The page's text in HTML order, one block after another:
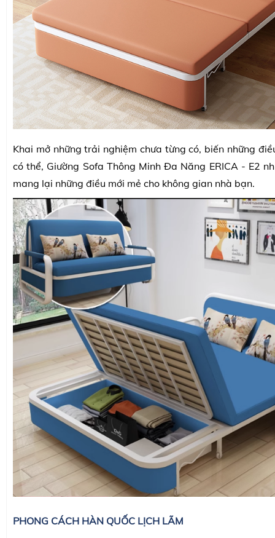
Khai mở những trải nghiệm chưa từng có, biến những
có thể, Giường Sofa Thông Minh Đa Năng ERICA - E2
mang lại những điều mới mẻ cho không gian nhà bạn.
PHONG CÁCH HÀN QUỐC LỊCH LÃM